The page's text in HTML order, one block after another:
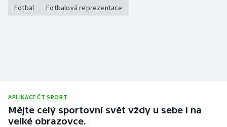
Fotbal Fotbalová reprezentace
APLIKACE ČT SPORT
Mějte celý sportovní svět vždy u sebe i na
velké obrazovce.